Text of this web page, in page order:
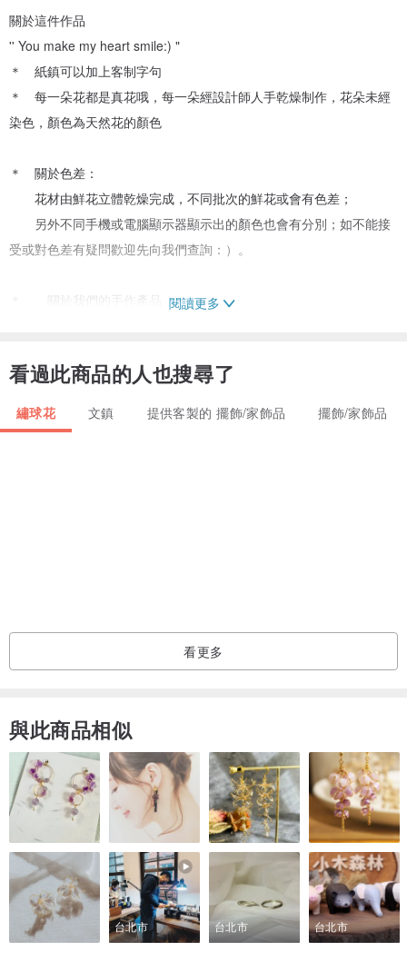
關於這件作品
'' You make my heart smile:) "
＊ 紙鎮可以加上客制字句
＊ 每一朵花都是真花哦，每一朵經設計師人手乾燥制作，花朵未經
染色，顏色為天然花的顏色
＊ 關於色差：
花材由鮮花立體乾燥完成，不同批次的鮮花或會有色差；
另外不同手機或電腦顯示器顯示出的顏色也會有分別；如不能接
受或對色差有疑問歡迎先向我們查詢：）。
＊ 關於我們的手作產品
一朵的形態也有不一樣的美，希望能夠找到懂得欣賞她們美態的知音
閱讀更多
看過此商品的人也搜尋了
繡球花 文鎮 提供客製的 擺飾/家飾品 擺飾/家飾品
看更多
與此商品相似
台北市 台北市 台北市